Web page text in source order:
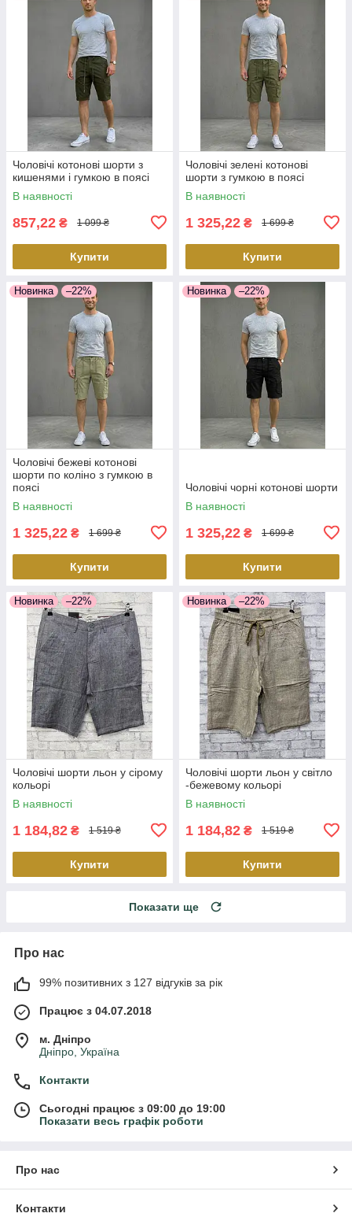
Чоловічі котонові шорти з
кишенями і гумкою в поясі
В наявності
857,22 ₴ 1 099 ₴
Купити
Чоловічі зелені котонові
шорти з гумкою в поясі
В наявності
1 325,22 ₴ 1 699 ₴
Купити
Новинка –22%
Чоловічі бежеві котонові
шорти по коліно з гумкою в
поясі
В наявності
1 325,22 ₴ 1 699 ₴
Купити
Новинка –22%
Чоловічі чорні котонові шорти
В наявності
1 325,22 ₴ 1 699 ₴
Купити
Новинка –22%
Чоловічі шорти льон у сірому
кольорі
В наявності
1 184,82 ₴ 1 519 ₴
Купити
Новинка –22%
Чоловічі шорти льон у світло
-бежевому кольорі
В наявності
1 184,82 ₴ 1 519 ₴
Купити
Показати ще
Про нас
99% позитивних з 127 відгуків за рік
Працює з 04.07.2018
м. Дніпро
Дніпро, Україна
Контакти
Сьогодні працює з 09:00 до 19:00
Показати весь графік роботи
Про нас
Контакти